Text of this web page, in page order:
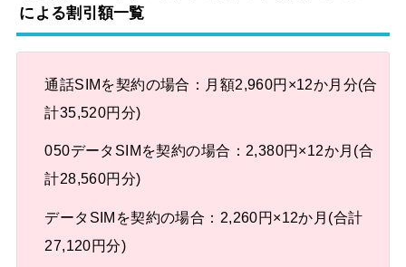
による割引額一覧
通話SIMを契約の場合：月額2,960円×12か月分(合
計35,520円分)
050データSIMを契約の場合：2,380円×12か月(合
計28,560円分)
データSIMを契約の場合：2,260円×12か月(合計
27,120円分)